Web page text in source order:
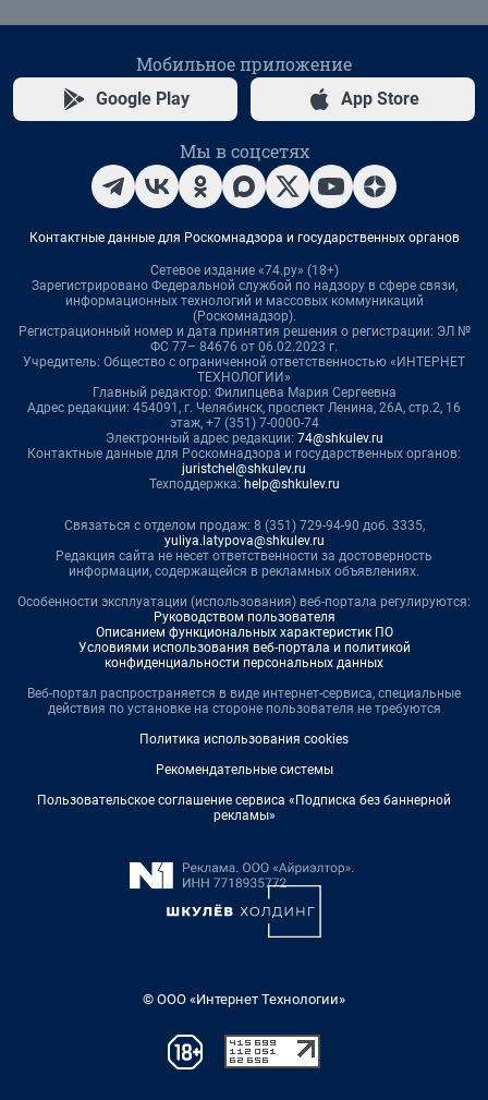
Мобильное приложение
Google Play App Store
Мы в соцсетях
Контактные данные для Роскомнадзора и государственных органов
Сетевое издание «74.ру» (18+)
Зарегистрировано Федеральной службой по надзору в сфере связи,
информационных технологий и массовых коммуникаций
(Роскомнадзор).
Регистрационный номер и дата принятия решения о регистрации: ЭЛ №
ФС 77– 84676 от 06.02.2023 г.
Учредитель: Общество с ограниченной ответственностью «ИНТЕРНЕТ
ТЕХНОЛОГИИ»
Главный редактор: Филипцева Мария Сергеевна
Адрес редакции: 454091, г. Челябинск, проспект Ленина, 26А, стр.2, 16
этаж, +7 (351) 7-0000-74
Электронный адрес редакции: 74@shkulev.ru
Контактные данные для Роскомнадзора и государственных органов:
juristchel@shkulev.ru
Техподдержка: help@shkulev.ru
Связаться с отделом продаж: 8 (351) 729-94-90 доб. 3335,
yuliya.latypova@shkulev.ru
Редакция сайта не несет ответственности за достоверность
информации, содержащейся в рекламных объявлениях.
Особенности эксплуатации (использования) веб-портала регулируются:
Руководством пользователя
Описанием функциональных характеристик ПО
Условиями использования веб-портала и политикой
конфиденциальности персональных данных
Веб-портал распространяется в виде интернет-сервиса, специальные
действия по установке на стороне пользователя не требуются
Политика использования cookies
Рекомендательные системы
Пользовательское соглашение сервиса «Подписка без баннерной
рекламы»
© ООО «Интернет Технологии»